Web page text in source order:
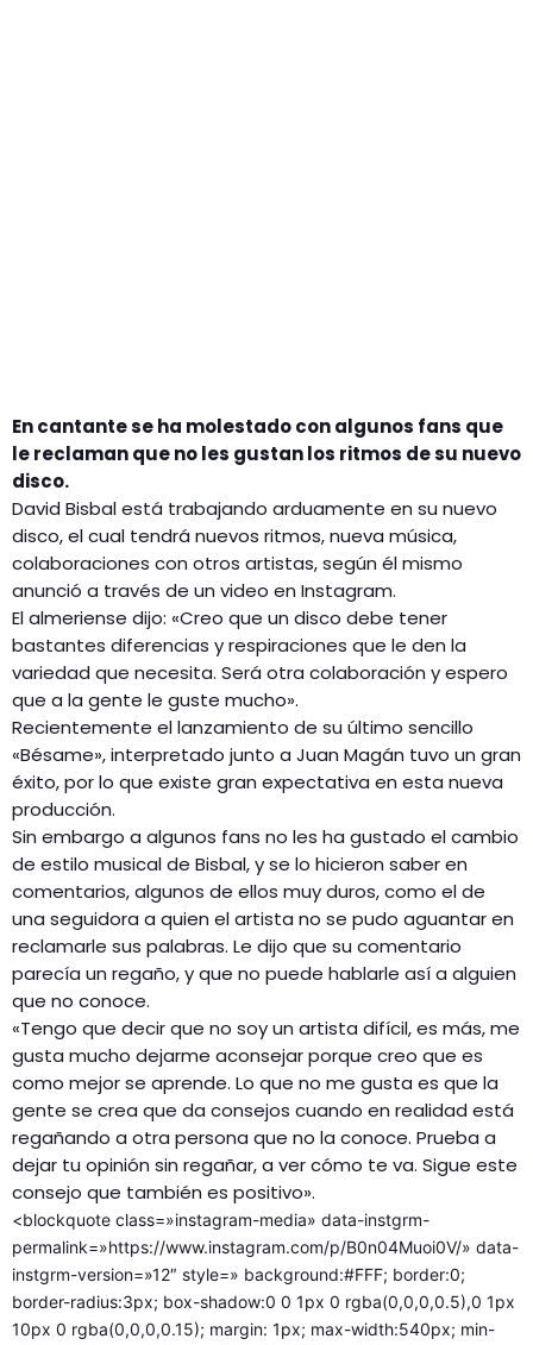
En cantante se ha molestado con algunos fans que
le reclaman que no les gustan los ritmos de su nuevo
disco.
David Bisbal está trabajando arduamente en su nuevo
disco, el cual tendrá nuevos ritmos, nueva música,
colaboraciones con otros artistas, según él mismo
anunció a través de un video en Instagram.
El almeriense dijo: «Creo que un disco debe tener
bastantes diferencias y respiraciones que le den la
variedad que necesita. Será otra colaboración y espero
que a la gente le guste mucho».
Recientemente el lanzamiento de su último sencillo
«Bésame», interpretado junto a Juan Magán tuvo un gran
éxito, por lo que existe gran expectativa en esta nueva
producción.
Sin embargo a algunos fans no les ha gustado el cambio
de estilo musical de Bisbal, y se lo hicieron saber en
comentarios, algunos de ellos muy duros, como el de
una seguidora a quien el artista no se pudo aguantar en
reclamarle sus palabras. Le dijo que su comentario
parecía un regaño, y que no puede hablarle así a alguien
que no conoce.
«Tengo que decir que no soy un artista difícil, es más, me
gusta mucho dejarme aconsejar porque creo que es
como mejor se aprende. Lo que no me gusta es que la
gente se crea que da consejos cuando en realidad está
regañando a otra persona que no la conoce. Prueba a
dejar tu opinión sin regañar, a ver cómo te va. Sigue este
consejo que también es positivo».
<blockquote class=»instagram-media» data-instgrm-
permalink=»https://www.instagram.com/p/B0n04Muoi0V/» data-
instgrm-version=»12″ style=» background:#FFF; border:0;
border-radius:3px; box-shadow:0 0 1px 0 rgba(0,0,0,0.5),0 1px
10px 0 rgba(0,0,0,0.15); margin: 1px; max-width:540px; min-